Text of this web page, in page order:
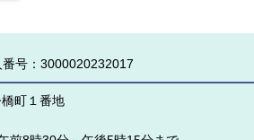
番号：3000020232017
町１番地